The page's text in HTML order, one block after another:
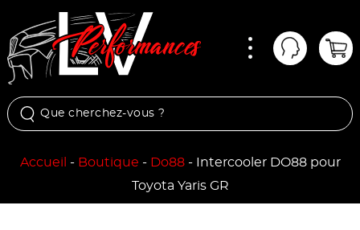
Mon
Accueil - Boutique - Do88- Intercooler DO88 pour
Toyota Yaris GR